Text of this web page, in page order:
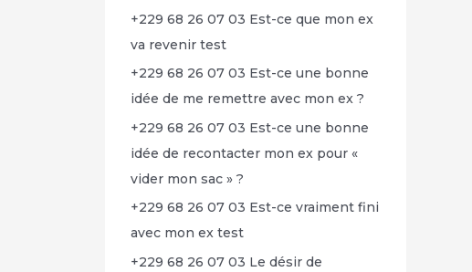
+229 68 26 07 03 Est-ce que mon ex
va revenir test
+229 68 26 07 03 Est-ce une bonne
idée de me remettre avec mon ex ?
+229 68 26 07 03 Est-ce une bonne
idée de recontacter mon ex pour «
vider mon sac » ?
+229 68 26 07 03 Est-ce vraiment fini
avec mon ex test
+229 68 26 07 03 Le désir de